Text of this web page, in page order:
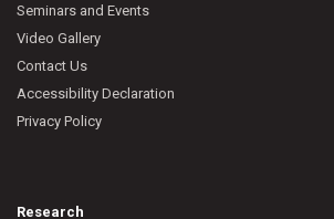
Seminars and Events
Video Gallery
Contact Us
Accessibility Declaration
Privacy Policy
Research